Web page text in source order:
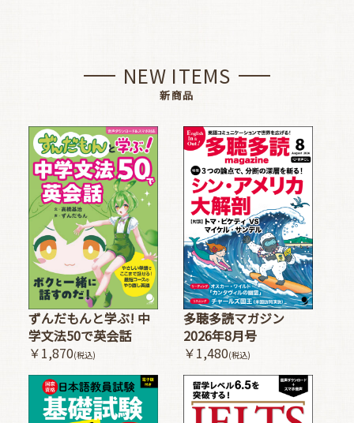
NEW ITEMS
新商品
ずんだもんと学ぶ! 中
学文法50で英会話
￥1,870(税込)
多聴多読マガジン
2026年8月号
￥1,480(税込)